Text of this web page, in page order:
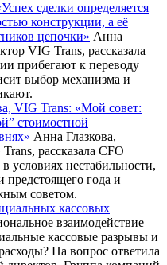
сделки определяется
конструкции, а её
цепочки» Анна
VIG Trans, рассказала
прибегают к переводу
выбор механизма и
VIG Trans: «Мой совет:
стоимостной
Анна Глазкова,
рассказала CFO
условиях нестабильности,
предстоящего года и
советом.
кассовых
взаимодействие
кассовые разрывы и
На вопрос ответила